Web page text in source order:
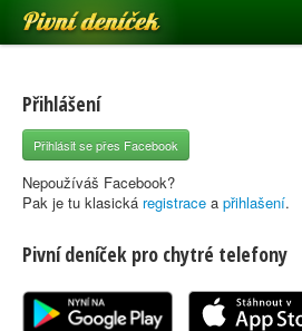
Pivní deníček
Pivní mapa
Pivní značky
Nápověda
Registrace
Přihlášení
Přihlásit se přes Facebook
Nepoužíváš Facebook?
Pak je tu klasická registrace a přihlašení.
Pivní deníček pro chytré telefony